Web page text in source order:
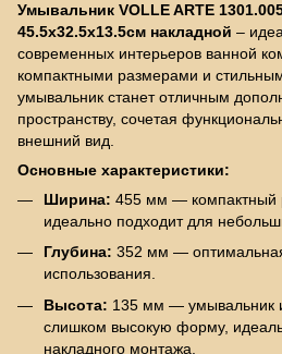
Умывальник VOLLE ARTE
45.5х32.5х13.5см накладной –
современных интерьеров ванной
компактными размерами и
умывальник станет отличным
пространству, сочетая
внешний вид.
Основные характеристики:
Ширина: 455 мм — компактный
идеально подходит для
Глубина: 352 мм —
использования.
Высота: 135 мм — умывальник
слишком высокую форму,
накладного монтажа.